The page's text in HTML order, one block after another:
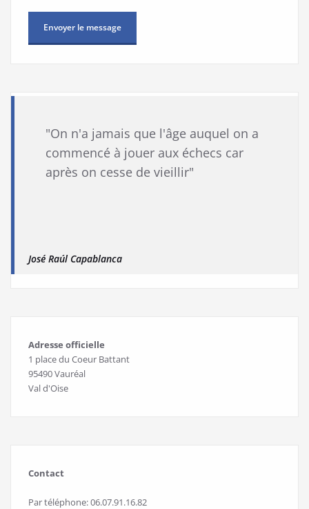
"On n'a jamais que l'âge auquel on a
commencé à jouer aux échecs car
après on cesse de vieillir"
José Raúl Capablanca
Adresse officielle
1 place du Coeur Battant
95490 Vauréal
Val d'Oise
Contact
Par téléphone: 06.07.91.16.82